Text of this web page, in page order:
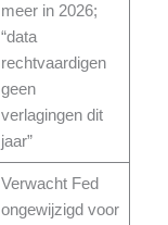
meer in 2026;
“data
rechtvaardigen
geen
verlagingen dit
jaar”
Verwacht Fed
ongewijzigd voor